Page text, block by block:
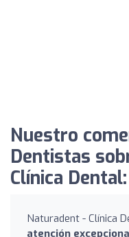
Nuestro
Dentistas
Clínica Dental:
Naturadent - Clínica
atención